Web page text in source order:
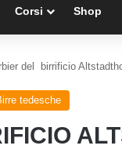
Corsi Shop
del birrificio
tedesche